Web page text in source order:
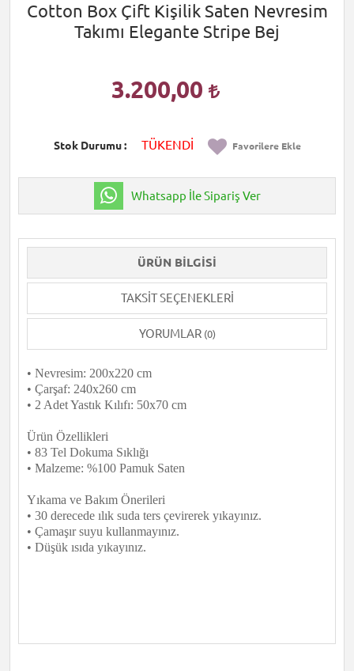
Cotton Box Çift Kişilik Saten Nevresim
Takımı Elegante Stripe Bej
3.200,00
Stok Durumu TÜKENDİ Favorilere Ekle
Whatsapp İle Sipariş Ver
ÜRÜN BILGISI
TAKSIT SEÇENEKLERI
YORUMLAR (0)
• Nevresim: 200x220 cm
• Çarşaf: 240x260 cm
• 2 Adet Yastık Kılıfı: 50x70 cm
Ürün Özellikleri
• 83 Tel Dokuma Sıklığı
• Malzeme: %100 Pamuk Saten
Yıkama ve Bakım Önerileri
• 30 derecede ılık suda ters çevirerek yıkayınız.
• Çamaşır suyu kullanmayınız.
• Düşük ısıda yıkayınız.